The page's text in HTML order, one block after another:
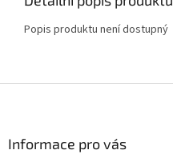
Popis produktu není dostupný
Informace pro vás